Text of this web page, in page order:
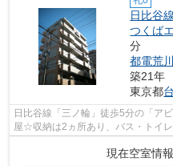
日比谷線
つくば
分
都電荒
築21年
東京都
日比谷線「三ノ輪」徒歩5分の「ア
屋☆収納は2ヵ所あり、バス・トイ
現在空室情